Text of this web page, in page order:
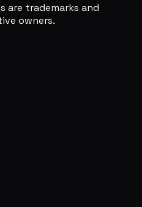
are trademarks and
owners.